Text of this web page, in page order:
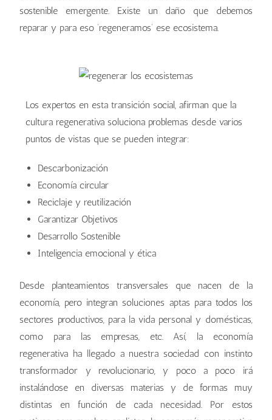
sostenible emergente. Existe un daño que debemos
reparar y para eso ‘regeneramos’ ese ecosistema.
Los expertos en esta transición social, afirman que la
cultura regenerativa soluciona problemas desde varios
puntos de vistas que se pueden integrar:
Descarbonización
Economía circular
Reciclaje y reutilización
Garantizar Objetivos
Desarrollo Sostenible
Inteligencia emocional y ética
Desde planteamientos transversales que nacen de la
economía, pero integran soluciones aptas para todos los
sectores productivos, para la vida personal y domésticas,
como para las empresas, etc. Así, la economía
regenerativa ha llegado a nuestra sociedad con instinto
transformador y revolucionario, y poco a poco irá
instalándose en diversas materias y de formas muy
distintas en función de cada necesidad. Por estos